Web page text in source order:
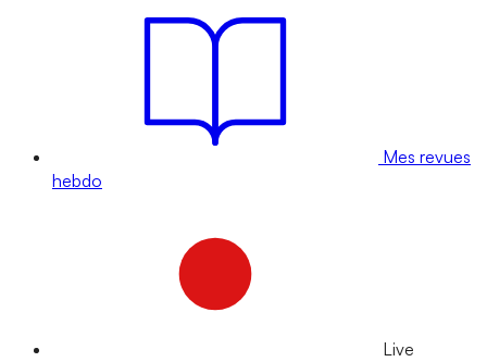
Mes revues
hebdo
Live